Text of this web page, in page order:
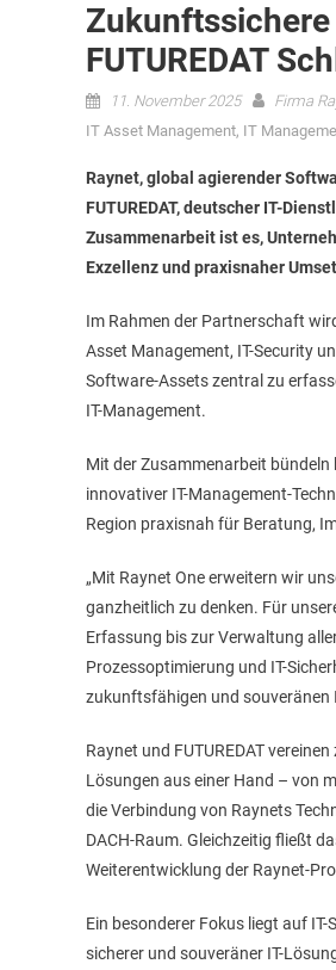
Zukunftssichere
FUTUREDAT
11. November 2025 Firma
IT Asset Management, IT
Raynet, global agierender
FUTUREDAT, deutscher IT-
Zusammenarbeit ist es,
Exzellenz und praxisnaher
Im Rahmen der Partnerschaft
Asset Management, IT-Security
Software-Assets zentral zu
IT-Management.
Mit der Zusammenarbeit
innovativer IT-Management-
Region praxisnah für Beratung,
„Mit Raynet One erweitern wir
ganzheitlich zu denken. Für
Erfassung bis zur Verwaltung
Prozessoptimierung und IT-
zukunftsfähigen und souveränen
Raynet und FUTUREDAT
Lösungen aus einer Hand – von
die Verbindung von Raynets
DACH-Raum. Gleichzeitig fließt
Weiterentwicklung der Raynet-
Ein besonderer Fokus liegt auf
sicherer und souveräner IT-